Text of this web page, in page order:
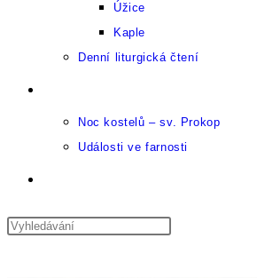
Úžice
Kaple
Denní liturgická čtení
Noc kostelů – sv. Prokop
Události ve farnosti
vyhledávání